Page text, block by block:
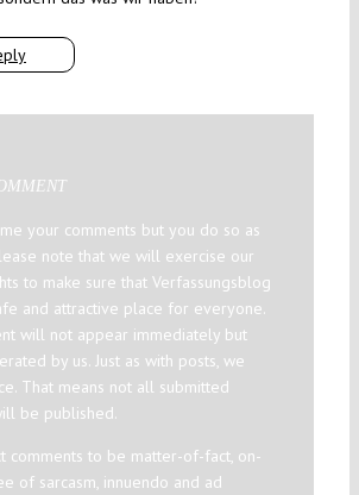
your comments but you do so as
note that we will exercise our
to make sure that Verfassungsblog
and attractive place for everyone.
will not appear immediately but
by us. Just as with posts, we
That means not all submitted
be published.
comments to be matter-of-fact, on-
of sarcasm, innuendo and ad